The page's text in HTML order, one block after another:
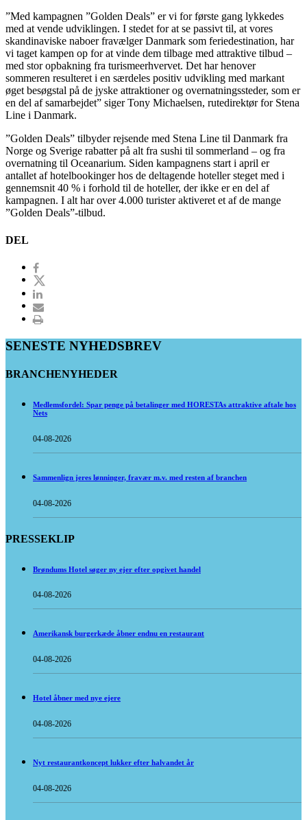
”Med kampagnen ”Golden Deals” er vi for første gang lykkedes
med at vende udviklingen. I stedet for at se passivt til, at vores
skandinaviske naboer fravælger Danmark som feriedestination, har
vi taget kampen op for at vinde dem tilbage med attraktive tilbud –
med stor opbakning fra turismeerhvervet. Det har henover
sommeren resulteret i en særdeles positiv udvikling med markant
øget besøgstal på de jyske attraktioner og overnatningssteder, som er
en del af samarbejdet” siger Tony Michaelsen, rutedirektør for Stena
Line i Danmark.
”Golden Deals” tilbyder rejsende med Stena Line til Danmark fra
Norge og Sverige rabatter på alt fra sushi til sommerland – og fra
overnatning til Oceanarium. Siden kampagnens start i april er
antallet af hotelbookinger hos de deltagende hoteller steget med i
gennemsnit 40 % i forhold til de hoteller, der ikke er en del af
kampagnen. I alt har over 4.000 turister aktiveret et af de mange
”Golden Deals”-tilbud.
DEL
SENESTE NYHEDSBREV
BRANCHENYHEDER
Medlemsfordel: Spar penge på betalinger med HORESTAs attraktive aftale hos
Nets
04-08-2026
Sammenlign jeres lønninger, fravær m.v. med resten af branchen
04-08-2026
PRESSEKLIP
Brøndums Hotel søger ny ejer efter opgivet handel
04-08-2026
Amerikansk burgerkæde åbner endnu en restaurant
04-08-2026
Hotel åbner med nye ejere
04-08-2026
Nyt restaurantkoncept lukker efter halvandet år
04-08-2026